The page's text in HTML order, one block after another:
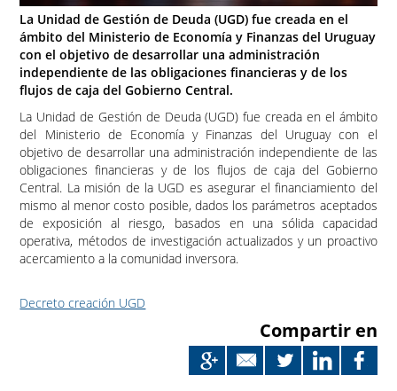
La Unidad de Gestión de Deuda (UGD) fue creada en el
ámbito del Ministerio de Economía y Finanzas del Uruguay
con el objetivo de desarrollar una administración
independiente de las obligaciones financieras y de los
flujos de caja del Gobierno Central.
La Unidad de Gestión de Deuda (UGD) fue creada en el ámbito
del Ministerio de Economía y Finanzas del Uruguay con el
objetivo de desarrollar una administración independiente de las
obligaciones financieras y de los flujos de caja del Gobierno
Central. La misión de la UGD es asegurar el financiamiento del
mismo al menor costo posible, dados los parámetros aceptados
de exposición al riesgo, basados en una sólida capacidad
operativa, métodos de investigación actualizados y un proactivo
acercamiento a la comunidad inversora.
Decreto creación UGD
Compartir en